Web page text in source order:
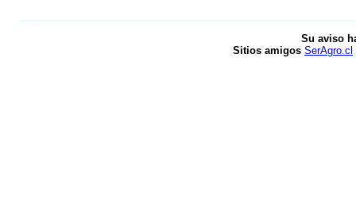
Su aviso
Sitios amigos SerAgro.cl